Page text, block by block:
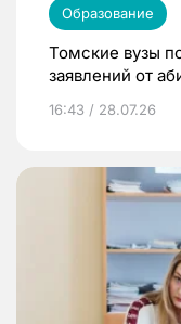
Образование
Томские вузы
заявлений от
16:43 / 28.07.26